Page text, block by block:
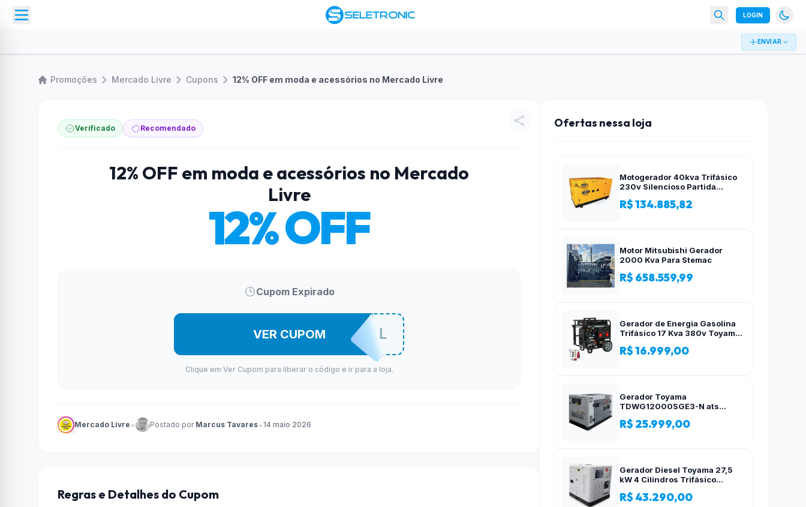
LOGIN
ENVIAR
Promoções Mercado Livre Cupons 12% OFF em moda e acessórios no Mercado Livre
Verificado Recomendado
12% OFF em moda e acessórios no Mercado
Livre
12% OFF
Cupom Expirado
DESCONTOSML
VER CUPOM
Clique em Ver Cupom para liberar o código e ir para a loja.
Mercado Livre • Postado por Marcus Tavares•14 maio 2026
Regras e Detalhes do Cupom
Ofertas nessa loja
Motogerador 40kva Trifásico
230v Silencioso Partida
R$ 134.885,82
Motor Mitsubishi Gerador
2000 Kva Para Stemac
R$ 658.559,99
Gerador de Energia Gasolina
Trifásico 17 Kva 380v Toyama
R$ 16.999,00
Gerador Toyama
TDWG12000SGE3-N ats
R$ 25.999,00
Gerador Diesel Toyama 27,5
kW 4 Cilindros Trifásico
R$ 43.290,00